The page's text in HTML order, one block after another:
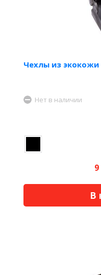
Чехлы из экокожи
Нет в наличии
В